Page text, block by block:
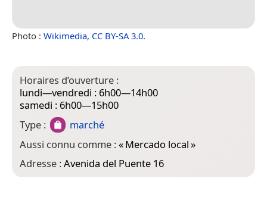
Photo : Wikimedia, CC BY-SA 3.0.
Horaires d’ouverture :
lundi—vendredi : 6h00—14h00
samedi : 6h00—15h00
Type :
marché
Aussi connu comme :«Mercado local»
Adresse :Avenida del Puente 16